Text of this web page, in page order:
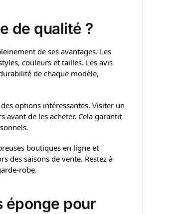
de qualité ?
de ses avantages. Les
couleurs et tailles. Les avis
de chaque modèle,
options intéressantes. Visiter un
avant de les acheter. Cela garantit
boutiques en ligne et
des saisons de vente. Restez à
robe.
éponge pour